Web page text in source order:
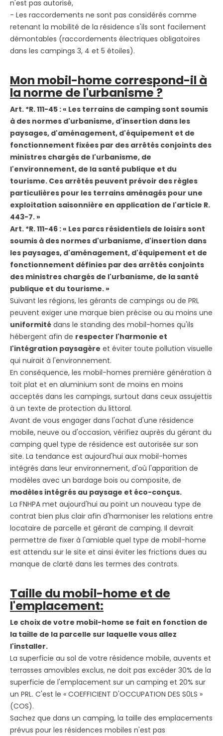
n'est pas autorisé,
- Les raccordements ne sont pas considérés comme
retenant la mobilité de la résidence s'ils sont facilement
démontables (raccordements électriques obligatoires
dans les campings 3, 4 et 5 étoiles).
Mon mobil-home correspond-il à
la norme de l'urbanisme ?
Art. *R. 111-45 : « Les terrains de camping sont soumis
à des normes d'urbanisme, d'insertion dans les
paysages, d'aménagement, d'équipement et de
fonctionnement fixées par des arrêtés conjoints des
ministres chargés de l'urbanisme, de
l'environnement, de la santé publique et du
tourisme. Ces arrêtés peuvent prévoir des règles
particulières pour les terrains aménagés pour une
exploitation saisonnière en application de l'article R.
443-7. »
Art. *R. 111-46 : « Les parcs résidentiels de loisirs sont
soumis à des normes d'urbanisme, d'insertion dans
les paysages, d'aménagement, d'équipement et de
fonctionnement définies par des arrêtés conjoints
des ministres chargés de l'urbanisme, de la santé
publique et du tourisme. »
Suivant les régions, les gérants de campings ou de PRL
peuvent exiger une marque bien précise ou au moins une
uniformité dans le standing des mobil-homes qu'ils
hébergent afin de respecter l'harmonie et
l'intégration paysagère et éviter toute pollution visuelle
qui nuirait à l'environnement.
En conséquence, les mobil-homes première génération à
toit plat et en aluminium sont de moins en moins
acceptés dans les campings, surtout dans ceux assujettis
à un texte de protection du littoral.
Avant de vous engager dans l'achat d'une résidence
mobile, neuve ou d'occasion, vérifiez auprès du gérant du
camping quel type de résidence est autorisée sur son
site. La tendance est aujourd'hui aux mobil-homes
intégrés dans leur environnement, d'où l'apparition de
modèles avec un bardage bois ou composite, de
modèles intégrés au paysage et éco-conçus.
La FNHPA met aujourd'hui au point un nouveau type de
contrat bien plus clair afin d'harmoniser les relations entre
locataire de parcelle et gérant de camping. Il devrait
permettre de fixer à l'amiable quel type de mobil-home
est attendu sur le site et ainsi éviter les frictions dues au
manque de clarté dans les termes des contrats.
Taille du mobil-home et de
l'emplacement:
Le choix de votre mobil-home se fait en fonction de
la taille de la parcelle sur laquelle vous allez
l'installer.
La superficie au sol de votre résidence mobile, auvents et
terrasses amovibles exclus, ne doit pas excéder 30% de la
superficie de l'emplacement sur un camping et 20% sur
un PRL. C'est le « COEFFICIENT D'OCCUPATION DES S0LS »
(COS).
Sachez que dans un camping, la taille des emplacements
prévus pour les résidences mobiles n'est pas